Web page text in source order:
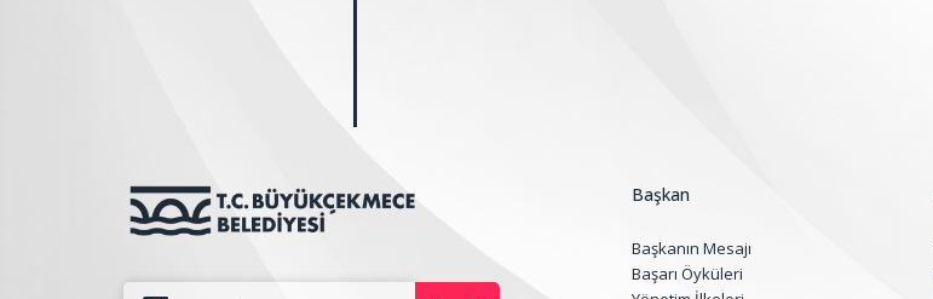
Başkan
Başkanın Mesajı
Başarı Öyküleri